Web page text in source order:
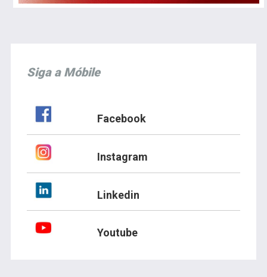
Siga a Móbile
Facebook
Instagram
Linkedin
Youtube